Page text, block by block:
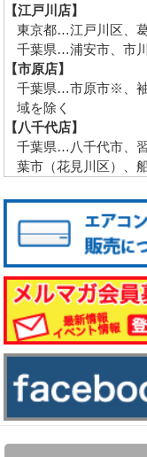
【江戸川店】
東京都…江戸川区、
千葉県…浦安市、市川
【市原店】
千葉県…市原市※、
域を除く
【八千代店】
千葉県…八千代市、
葉市（花見川区）、